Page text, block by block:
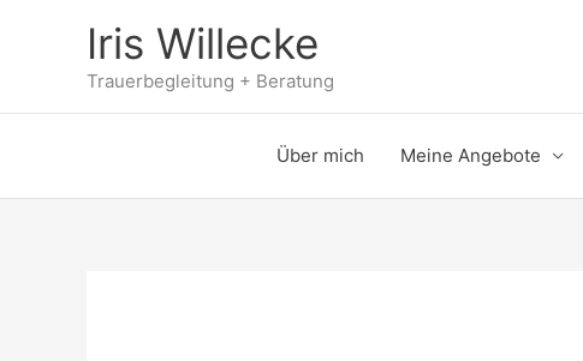
Iris Willecke
Trauerbegleitung + Beratung
Über mich Meine Angebote